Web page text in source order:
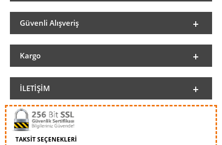
Güvenli Alışveriş
Kargo
İLETIŞIM
TAKSİT SEÇENEKLERİ